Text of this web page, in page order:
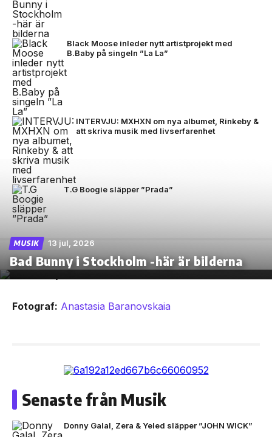
Black Moose inleder nytt artistprojekt med
B.Baby på singeln ”La La”
INTERVJU: MXHXN om nya albumet, Rinkeby &
att skriva musik med livserfarenhet
T.G Boogie släpper ”Prada”
MUSIK 13 jul, 2026
Bad Bunny i Stockholm -här är bilderna
Fotograf: Anastasia Baranovskaia
Senaste från Musik
Donny Galal, Zera & Yeled släpper ”JOHN WICK”